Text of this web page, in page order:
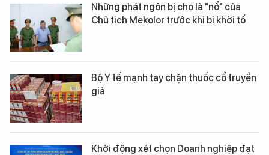
Những phát ngôn bị cho là "nổ" của
Chủ tịch Mekolor trước khi bị khởi tố
Bộ Y tế mạnh tay chặn thuốc cổ truyền
giả
Khởi động xét chọn Doanh nghiệp đạt